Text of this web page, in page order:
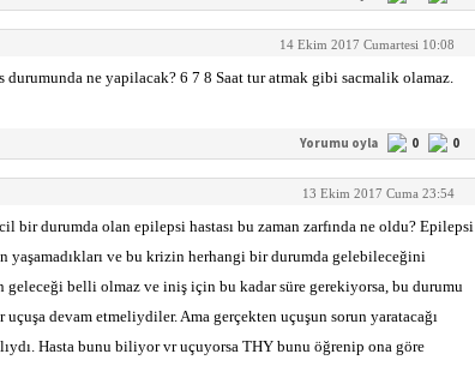
14 Ekim 2017 Cumartesi 10:08
ne yapilacak? 6 7 8 Saat tur atmak gibi sacmalik olamaz.
Yorumu oyla 0 0
13 Ekim 2017 Cuma 23:54
bir durumda olan epilepsi hastası bu zaman zarfında ne oldu? Epilepsi
yaşamadıkları ve bu krizin herhangi bir durumda gelebileceğini
belli olmaz ve iniş için bu kadar süre gerekiyorsa, bu durumu
devam etmeliydiler. Ama gerçekten uçuşun sorun yaratacağı
Hasta bunu biliyor vr uçuyorsa THY bunu öğrenip ona göre